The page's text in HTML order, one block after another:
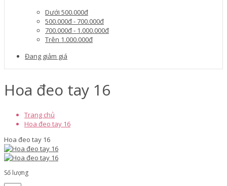
Dưới 500.000đ
500.000đ - 700.000đ
700.000đ - 1.000.000đ
Trên 1.000.000đ
Đang giảm giá
Hoa đeo tay 16
Trang chủ
Hoa đeo tay 16
Hoa đeo tay 16
Số lượng